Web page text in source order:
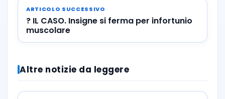
ARTICOLO SUCCESSIVO
? IL CASO. Insigne si ferma per infortunio
muscolare
Altre notizie da leggere